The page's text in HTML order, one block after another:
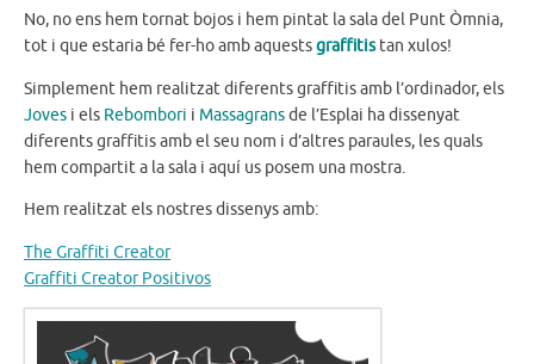
No, no ens hem tornat bojos i hem pintat la sala del Punt Òmnia,
tot i que estaria bé fer-ho amb aquestsgraffitistan xulos!
Simplement hem realitzat diferents graffitis amb l’ordinador, els
Joves i els Rebombori i Massagransde l’Esplai ha dissenyat
diferents graffitis amb el seu nom i d’altres paraules, les quals
hem compartit a la sala i aquí us posem una mostra.
Hem realitzat els nostres dissenys amb:
The Graffiti Creator
Graffiti Creator Positivos